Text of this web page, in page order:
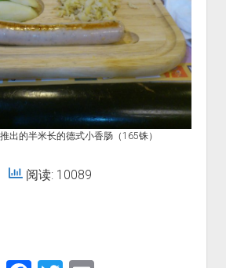
出的半米长的德式小香肠（165铢）
阅读: 10089